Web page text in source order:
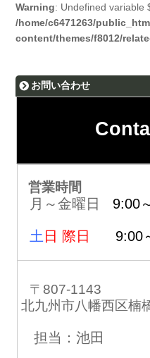
Warning: Undefined variable
/home/c6471263/
content/themes/f8012/
お問い合わせ
営業時間
月～金曜日 9:00
土 日 際日 9:00
〒807-1143
北九州市八幡西区楠
担当：池田